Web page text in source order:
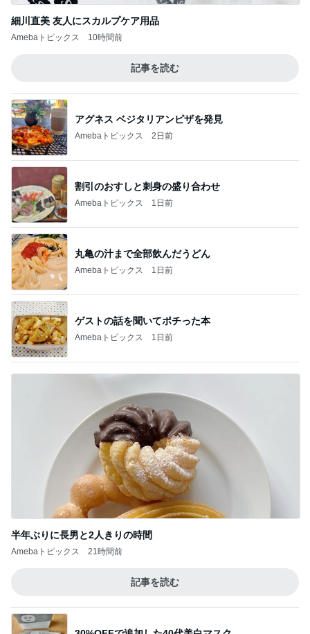
細川直美 友人にスカルプケア用品
Amebaトピックス 10時間前
記事を読む
アグネス ベジタリアンピザを発見
Amebaトピックス 2日前
割引のおすしと刺身の盛り合わせ
Amebaトピックス 1日前
丸亀の汁まで全部飲んだうどん
Amebaトピックス 1日前
ゲストの話を聞いてポチった本
Amebaトピックス 1日前
半年ぶりに長男と2人きりの時間
Amebaトピックス 21時間前
記事を読む